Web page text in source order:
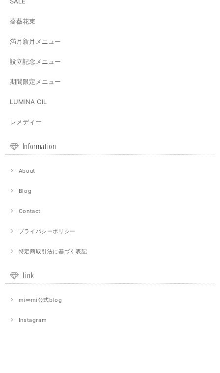
薔薇花束
満月新月メニュー
設立記念メニュー
期間限定メニュー
LUMINA OIL
レメディー
Information
About
Blog
Contact
プライバシーポリシー
特定商取引法に基づく表記
Link
mi∞mi公式blog
Instagram